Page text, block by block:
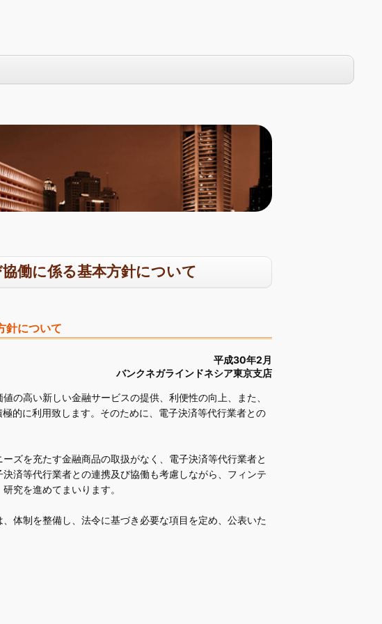
働に係る基本方針について
針について
平成30年2月
バンクネガラインドネシア東京支店
の高い新しい金融サービスの提供、利便性の向上、また、
的に利用致します。そのために、電子決済等代行業者との
ズを充たす金融商品の取扱がなく、電子決済等代行業者と
済等代行業者との連携及び協働も考慮しながら、フィンテ
究を進めてまいります。
体制を整備し、法令に基づき必要な項目を定め、公表いた